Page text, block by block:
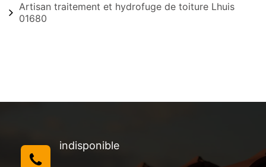
Artisan traitement et hydrofuge de toiture Lhuis
01680
indisponible